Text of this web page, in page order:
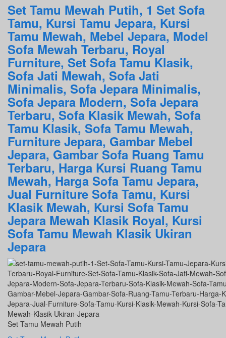
Set Tamu Mewah Putih, 1 Set Sofa
Tamu, Kursi Tamu Jepara, Kursi
Tamu Mewah, Mebel Jepara, Model
Sofa Mewah Terbaru, Royal
Furniture, Set Sofa Tamu Klasik,
Sofa Jati Mewah, Sofa Jati
Minimalis, Sofa Jepara Minimalis,
Sofa Jepara Modern, Sofa Jepara
Terbaru, Sofa Klasik Mewah, Sofa
Tamu Klasik, Sofa Tamu Mewah,
Furniture Jepara, Gambar Mebel
Jepara, Gambar Sofa Ruang Tamu
Terbaru, Harga Kursi Ruang Tamu
Mewah, Harga Sofa Tamu Jepara,
Jual Furniture Sofa Tamu, Kursi
Klasik Mewah, Kursi Sofa Tamu
Jepara Mewah Klasik Royal, Kursi
Sofa Tamu Mewah Klasik Ukiran
Jepara
Set Tamu Mewah Putih